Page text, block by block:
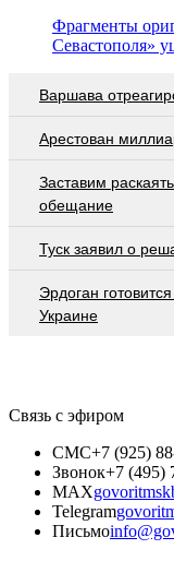
Фрагменты
Севастополя»
Варшава
Арестован
Заставим
обещание
Туск заявил о
Эрдоган
Украине
Связь с эфиром
СМС+7 (925)
Звонок+7 (495)
MAX
Telegram
Письмо